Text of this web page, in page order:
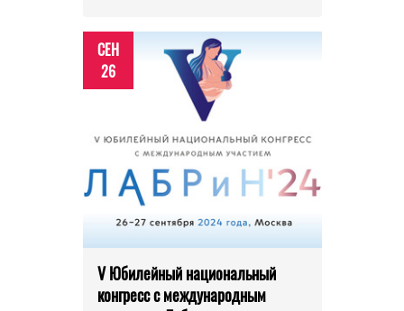
СЕН
26
V Юбилейный национальный
конгресс с международным